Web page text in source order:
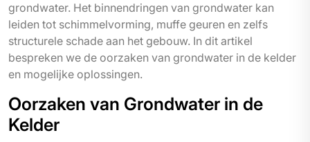
grondwater. Het binnendringen van grondwater kan
leiden tot schimmelvorming, muffe geuren en zelfs
structurele schade aan het gebouw. In dit artikel
bespreken we de oorzaken van grondwater in de kelder
en mogelijke oplossingen.
Oorzaken van Grondwater in de
Kelder